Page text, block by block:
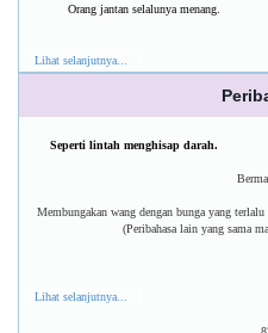
Orang jantan selalunya menang.
Lihat selanjutnya...
Seperti lintah menghisap darah.
Membungakan wang dengan bunga yang
(Peribahasa lain yang sama
Lihat selanjutnya...